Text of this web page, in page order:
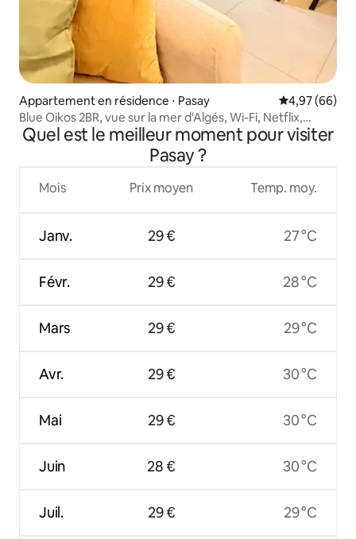
Appartement en résidence ⋅ Pasay Évaluation
4,97 (66)
Blue Oikos 2BR, vue sur la mer d'Algés, Wi-Fi, Netflix,
parking payant
Quel est le meilleur moment pour visiter
Pasay ?
Mois
Janv.
Févr.
Mars
Avr.
Mai
Juin
Juil.
Prix moyen
29 €
29 €
29 €
29 €
29 €
28 €
29 €
Temp. moy.
27 °C
28 °C
29 °C
30 °C
30 °C
30 °C
29 °C